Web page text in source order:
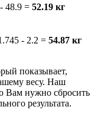
48.9 = 52.19 кг
- 2.2 = 54.87 кг
показывает,
весу. Наш
Вам нужно сбросить
результата.